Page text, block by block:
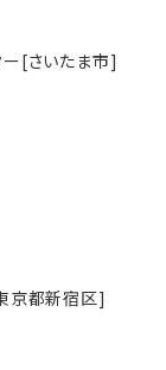
[さいたま市]
京都新宿区]